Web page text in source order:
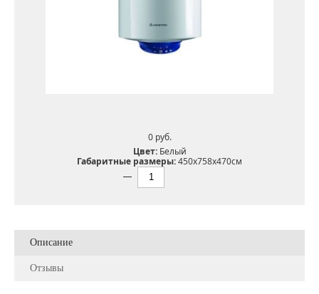
0 pуб.
Цвет:Белый
Габаритные размеры:450x758x470см
Описание
Отзывы